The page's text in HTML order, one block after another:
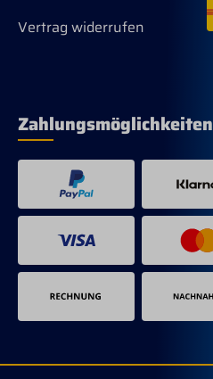
Vertrag widerrufen
Zahlungsmöglichkeiten